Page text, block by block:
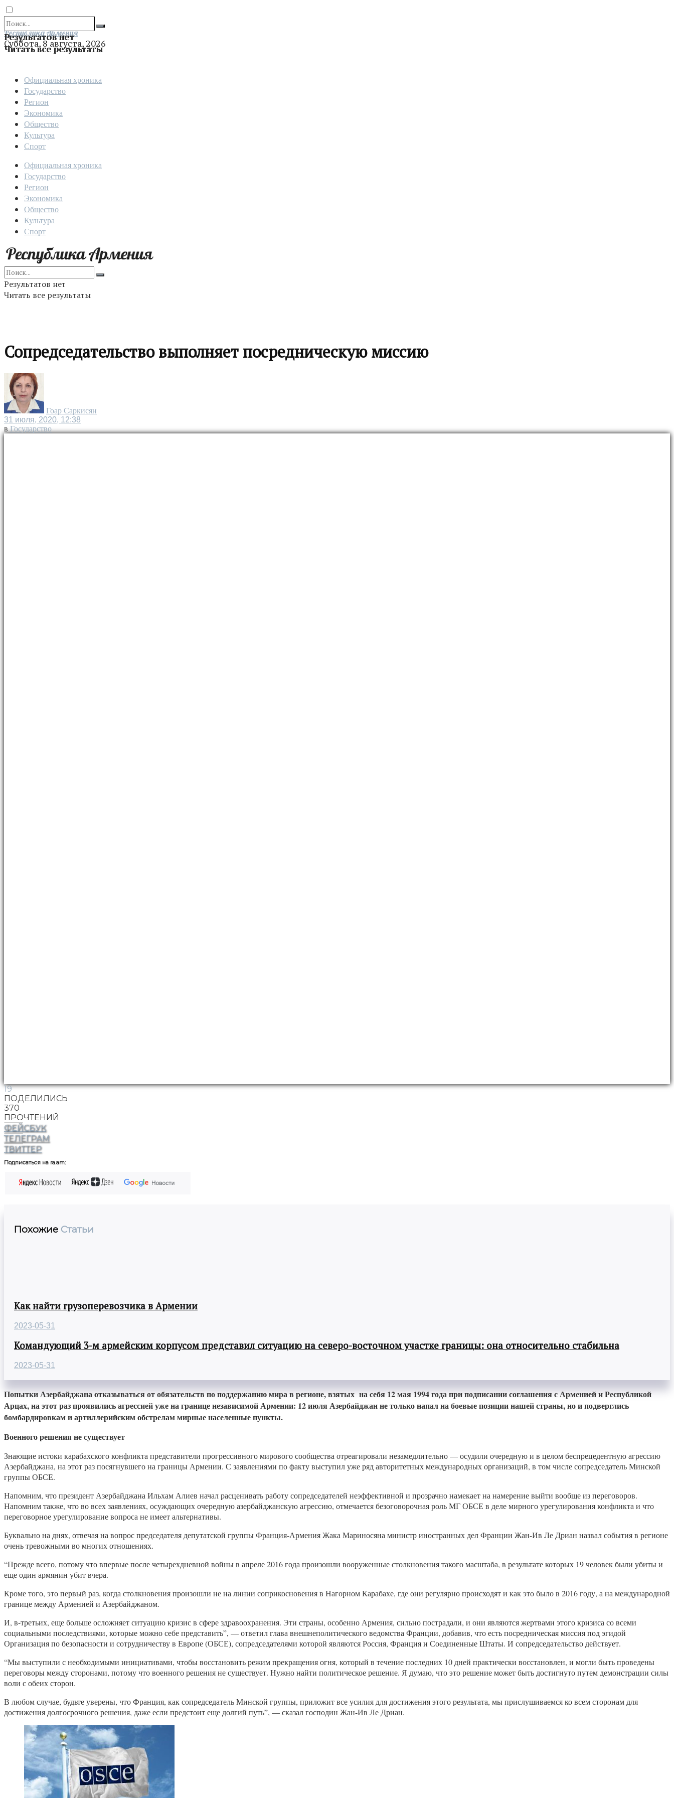
Результатов нет
Читать все результаты
Отправить
Республика Армения
Суббота, 8 августа, 2026
Официальная хроника
Государство
Регион
Экономика
Общество
Культура
Спорт
Официальная хроника
Государство
Регион
Экономика
Общество
Культура
Спорт
Результатов нет
Читать все результаты
Сопредседательство выполняет посредническую миссию
Гоар Саркисян
31 июля, 2020, 12:38
в Государство
19
ПОДЕЛИЛИСЬ
370
ПРОЧТЕНИЙ
ФЕЙСБУК
ТЕЛЕГРАМ
ТВИТТЕР
Подписаться на ra.am:
Похожие Статьи
Как найти грузоперевозчика в Армении
2023-05-31
Командующий 3-м армейским корпусом представил ситуацию на северо-восточном участке границы: она относительно стабильна
2023-05-31
Попытки Азербайджана отказываться от обязательств по поддержанию мира в регионе, взятых на себя 12 мая 1994 года при подписании соглашения с Арменией и Республикой
Арцах, на этот раз проявились агрессией уже на границе независимой Армении: 12 июля Азербайджан не только напал на боевые позиции нашей страны, но и подверглись
бомбардировкам и артиллерийским обстрелам мирные населенные пункты.
Военного решения не существует
Знающие истоки карабахского конфликта представители прогрессивного мирового сообщества отреагировали незамедлительно — осудили очередную и в целом беспрецедентную агрессию
Азербайджана, на этот раз посягнувшего на границы Армении. С заявлениями по факту выступил уже ряд авторитетных международных организаций, в том числе сопредседатель Минской
группы ОБСЕ.
Напомним, что президент Азербайджана Ильхам Алиев начал расценивать работу сопредседателей неэффективной и прозрачно намекает на намерение выйти вообще из переговоров.
Напомним также, что во всех заявлениях, осуждающих очередную азербайджанскую агрессию, отмечается безоговорочная роль МГ ОБСЕ в деле мирного урегулирования конфликта и что
переговорное урегулирование вопроса не имеет альтернативы.
Буквально на днях, отвечая на вопрос председателя депутатской группы Франция-Армения Жака Мариносяна министр иностранных дел Франции Жан-Ив Ле Дриан назвал события в регионе
очень тревожными во многих отношениях.
“Прежде всего, потому что впервые после четырехдневной войны в апреле 2016 года произошли вооруженные столкновения такого масштаба, в результате которых 19 человек были убиты и
еще один армянин убит вчера.
Кроме того, это первый раз, когда столкновения произошли не на линии соприкосновения в Нагорном Карабахе, где они регулярно происходят и как это было в 2016 году, а на международной
границе между Арменией и Азербайджаном.
И, в-третьих, еще больше осложняет ситуацию кризис в сфере здравоохранения. Эти страны, особенно Армения, сильно пострадали, и они являются жертвами этого кризиса со всеми
социальными последствиями, которые можно себе представить”, — ответил глава внешнеполитического ведомства Франции, добавив, что есть посредническая миссия под эгидой
Организация по безопасности и сотрудничеству в Европе (ОБСЕ), сопредседателями которой являются Россия, Франция и Соединенные Штаты. И сопредседательство действует.
“Мы выступили с необходимыми инициативами, чтобы восстановить режим прекращения огня, который в течение последних 10 дней практически восстановлен, и могли быть проведены
переговоры между сторонами, потому что военного решения не существует. Нужно найти политическое решение. Я думаю, что это решение может быть достигнуто путем демонстрации силы
воли с обеих сторон.
В любом случае, будьте уверены, что Франция, как сопредседатель Минской группы, приложит все усилия для достижения этого результата, мы прислушиваемся ко всем сторонам для
достижения долгосрочного решения, даже если предстоит еще долгий путь”, — сказал господин Жан-Ив Ле Дриан.